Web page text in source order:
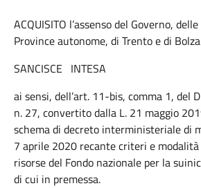
ACQUISITO l’assenso del Governo,
Province autonome, di Trento e di
SANCISCE INTESA
ai sensi, dell’art. 11-bis, comma 1, del
n. 27, convertito dalla L. 21 maggio
schema di decreto interministeriale di
7 aprile 2020 recante criteri e
risorse del Fondo nazionale per la
di cui in premessa.